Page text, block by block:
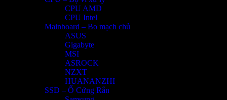
CPU AMD
CPU Intel
Mainboard – Bo mạch chủ
ASUS
Gigabyte
MSI
ASROCK
NZXT
HUANANZHI
SSD – Ổ Cứng Rắn